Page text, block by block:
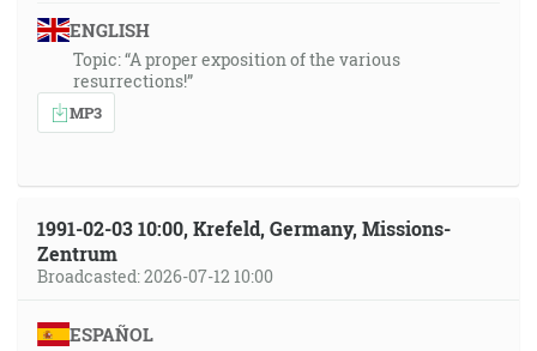
ENGLISH
Topic: “A proper exposition of the various
resurrections!”
MP3
1991-02-03 10:00, Krefeld, Germany, Missions-
Zentrum
Broadcasted: 2026-07-12 10:00
ESPAÑOL